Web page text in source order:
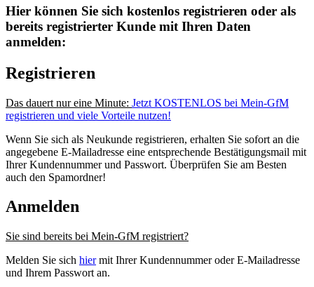
Hier können Sie sich kostenlos registrieren oder als
bereits registrierter Kunde mit Ihren Daten
anmelden:
Registrieren
Das dauert nur eine Minute: Jetzt KOSTENLOS bei Mein-GfM
registrieren und viele Vorteile nutzen!
Wenn Sie sich als Neukunde registrieren, erhalten Sie sofort an die
angegebene E-Mailadresse eine entsprechende Bestätigungsmail mit
Ihrer Kundennummer und Passwort. Überprüfen Sie am Besten
auch den Spamordner!
Anmelden
Sie sind bereits bei Mein-GfM registriert?
Melden Sie sich hiermit Ihrer Kundennummer oder E-Mailadresse
und Ihrem Passwort an.